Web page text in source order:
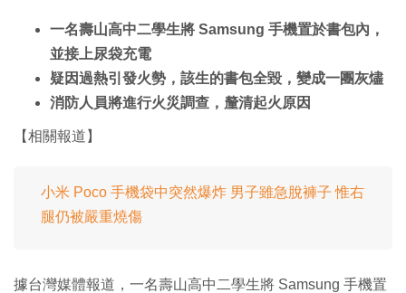
一名壽山高中二學生將 Samsung 手機置於書包內，
並接上尿袋充電
疑因過熱引發火勢，該生的書包全毀，變成一團灰燼
消防人員將進行火災調查，釐清起火原因
【相關報道】
小米 Poco 手機袋中突然爆炸 男子雖急脫褲子 惟右
腿仍被嚴重燒傷
據台灣媒體報道，一名壽山高中二學生將 Samsung 手機置